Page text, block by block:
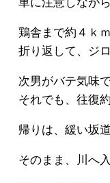
鶏舎まで約４ｋ
折り返して、ジ
次男がバテ気味
それでも、往復
帰りは、緩い坂
そのまま、川へ